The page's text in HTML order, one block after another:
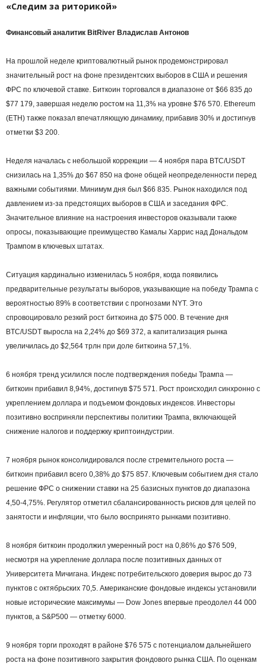
«Следим за риторикой»
Финансовый аналитик BitRiver Владислав Антонов
На прошлой неделе криптовалютный рынок продемонстрировал
значительный рост на фоне президентских выборов в США и решения
ФРС по ключевой ставке. Биткоин торговался в диапазоне от $66 835 до
$77 179, завершая неделю ростом на 11,3% на уровне $76 570. Ethereum
(ETH) также показал впечатляющую динамику, прибавив 30% и достигнув
отметки $3 200.
Неделя началась с небольшой коррекции — 4 ноября пара BTC/USDT
снизилась на 1,35% до $67 850 на фоне общей неопределенности перед
важными событиями. Минимум дня был $66 835. Рынок находился под
давлением из-за предстоящих выборов в США и заседания ФРС.
Значительное влияние на настроения инвесторов оказывали также
опросы, показывающие преимущество Камалы Харрис над Дональдом
Трампом в ключевых штатах.
Ситуация кардинально изменилась 5 ноября, когда появились
предварительные результаты выборов, указывающие на победу Трампа с
вероятностью 89% в соответствии с прогнозами NYT. Это
спровоцировало резкий рост биткоина до $75 000. В течение дня
BTC/USDT выросла на 2,24% до $69 372, а капитализация рынка
увеличилась до $2,564 трлн при доле биткоина 57,1%.
6 ноября тренд усилился после подтверждения победы Трампа —
биткоин прибавил 8,94%, достигнув $75 571. Рост происходил синхронно с
укреплением доллара и подъемом фондовых индексов. Инвесторы
позитивно восприняли перспективы политики Трампа, включающей
снижение налогов и поддержку криптоиндустрии.
7 ноября рынок консолидировался после стремительного роста —
биткоин прибавил всего 0,38% до $75 857. Ключевым событием дня стало
решение ФРС о снижении ставки на 25 базисных пунктов до диапазона
4,50-4,75%. Регулятор отметил сбалансированность рисков для целей по
занятости и инфляции, что было воспринято рынками позитивно.
8 ноября биткоин продолжил умеренный рост на 0,86% до $76 509,
несмотря на укрепление доллара после позитивных данных от
Университета Мичигана. Индекс потребительского доверия вырос до 73
пунктов с октябрьских 70,5. Американские фондовые индексы установили
новые исторические максимумы — Dow Jones впервые преодолел 44 000
пунктов, а S&P500 — отметку 6000.
9 ноября торги проходят в районе $76 575 с потенциалом дальнейшего
роста на фоне позитивного закрытия фондового рынка США. По оценкам